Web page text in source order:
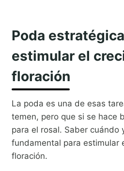
Poda
estimular el
floración
La poda es una de esas
temen, pero que si se hace
para el rosal. Saber cuándo
fundamental para estimular
floración.